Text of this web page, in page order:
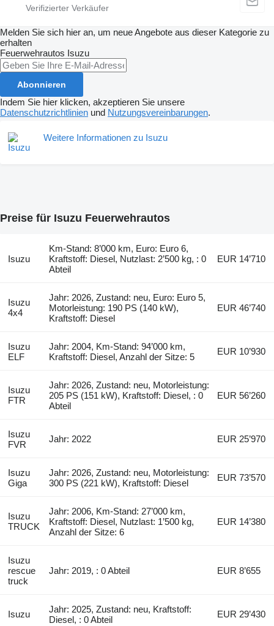
Melden Sie sich hier an, um neue Angebote aus dieser Kategorie zu
erhalten
Feuerwehrautos Isuzu
Abonnieren
Indem Sie hier klicken, akzeptieren Sie unsere
Datenschutzrichtlinien und Nutzungsvereinbarungen.
Weitere Informationen zu Isuzu
Preise für Isuzu Feuerwehrautos
Isuzu
Km-Stand: 8’000 km, Euro: Euro 6,
Kraftstoff: Diesel, Nutzlast: 2’500 kg, : 0
Abteil
EUR 14’710
Isuzu
4x4
Jahr: 2026, Zustand: neu, Euro: Euro 5,
Motorleistung: 190 PS (140 kW),
Kraftstoff: Diesel
EUR 46’740
Isuzu
ELF
Jahr: 2004, Km-Stand: 94’000 km,
Kraftstoff: Diesel, Anzahl der Sitze: 5
EUR 10’930
Isuzu
FTR
Jahr: 2026, Zustand: neu, Motorleistung:
205 PS (151 kW), Kraftstoff: Diesel, : 0
Abteil
EUR 56’260
Isuzu
FVR
Jahr: 2022 EUR 25’970
Isuzu
Giga
Jahr: 2026, Zustand: neu, Motorleistung:
300 PS (221 kW), Kraftstoff: Diesel
EUR 73’570
Isuzu
TRUCK
Jahr: 2006, Km-Stand: 27’000 km,
Kraftstoff: Diesel, Nutzlast: 1’500 kg,
Anzahl der Sitze: 6
EUR 14’380
Isuzu
rescue
truck
Jahr: 2019, : 0 Abteil EUR 8’655
Isuzu
Jahr: 2025, Zustand: neu, Kraftstoff:
Diesel, : 0 Abteil
EUR 29’430